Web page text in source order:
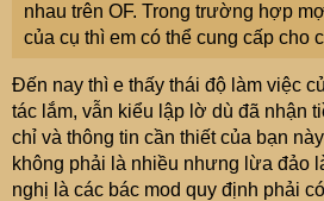
nhau trên OF. Trong trường hợp
của cụ thì em có thể cung cấp cho
Đến nay thì e thấy thái độ làm việc
tác lắm, vẫn kiểu lập lờ dù đã nhận
chỉ và thông tin cần thiết của bạn
không phải là nhiều nhưng lừa đảo
nghị là các bác mod quy định phải